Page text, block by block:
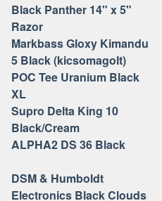
Black Panther 14" x 5"
Razor
Markbass Gloxy Kimandu
5 Black (kicsomagolt)
POC Tee Uranium Black
XL
Supro Delta King 10
Black/Cream
ALPHA2 DS 36 Black
DSM & Humboldt
Electronics Black Clouds